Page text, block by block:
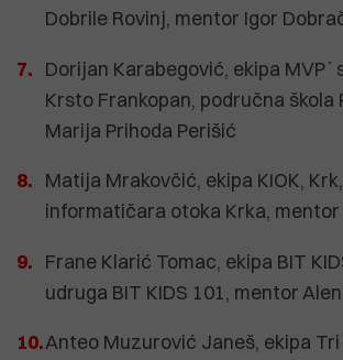
Dobrile Rovinj, mentor Igor
Dorijan Karabegović, ekipa
Krsto Frankopan, područna škola
Marija Prihoda Perišić
Matija Mrakovčić, ekipa KIOK,
informatičara otoka Krka, mentor
Frane Klarić Tomac, ekipa BIT
udruga BIT KIDS 101, mentor
Anteo Muzurović Janeš, ekipa